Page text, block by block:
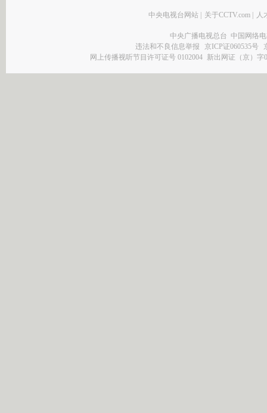
中央电视台网站 关于CCTV.com 人
中央广播电视总台 中国网络
违法和不良信息举报
京ICP证060535号
网上传播视听节目许可证号 0102004 新出网证（京）